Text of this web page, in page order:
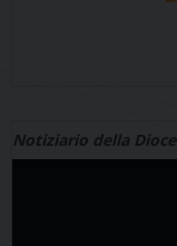
Notiziario della